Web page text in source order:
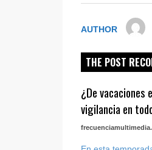
AUTHOR
THE POST
¿De vacaciones
vigilancia en